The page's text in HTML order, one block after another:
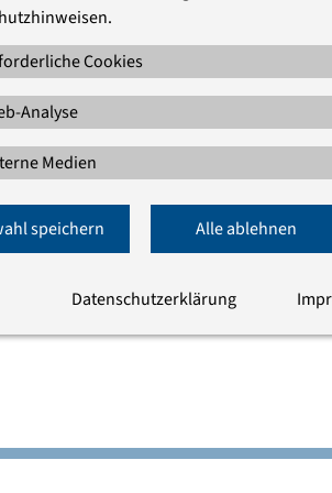
13:00
17:00
Cookies
Analyse
Medien
speichern Alle ablehnen
Datenschutzerklärung